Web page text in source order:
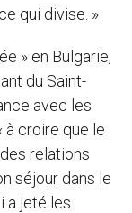
qui divise. »
» en Bulgarie,
du Saint-
avec les
à croire que le
relations
séjour dans le
a jeté les